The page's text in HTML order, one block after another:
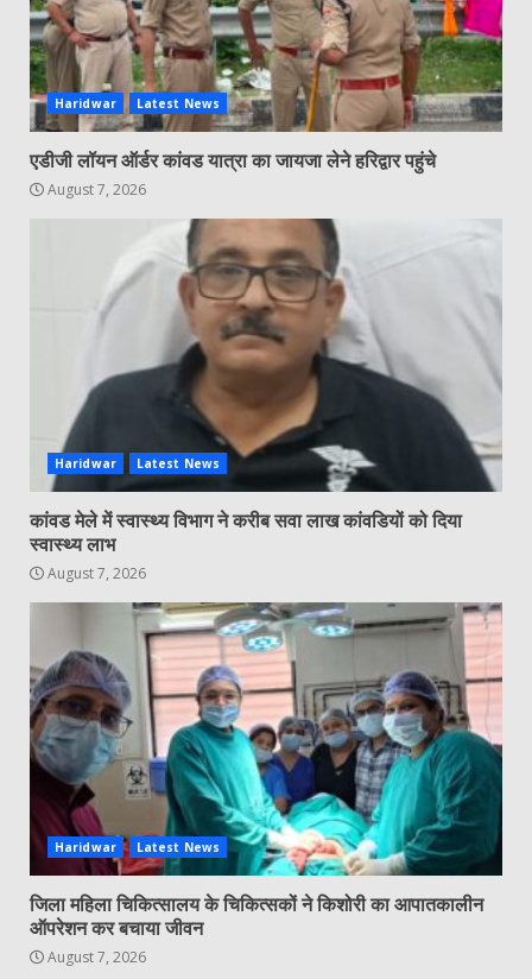
Haridwar Latest News
एडीजी लॉयन ऑर्डर कांवड यात्रा का जायजा लेने हरिद्वार पहुंचे
August 7, 2026
Haridwar Latest News
कांवड मेले में स्वास्थ्य विभाग ने करीब सवा लाख कांवडियों को दिया
स्वास्थ्य लाभ
August 7, 2026
Haridwar Latest News
जिला महिला चिकित्सालय के चिकित्सकों ने किशोरी का आपातकालीन
ऑपरेशन कर बचाया जीवन
August 7, 2026